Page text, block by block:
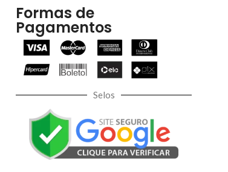
Formas de
Pagamentos
Selos